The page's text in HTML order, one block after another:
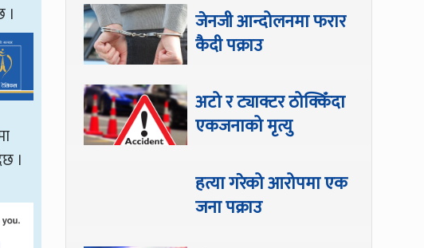
।
।
जेनजी आन्दोलनमा फरार
कैदी पक्राउ
अटो र ट्याक्टर ठोक्किँदा
एकजनाको मृत्यु
हत्या गरेको आरोपमा एक
जना पक्राउ